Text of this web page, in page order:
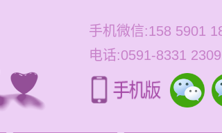
手机微信:158 5901
电话:0591-8331 2309